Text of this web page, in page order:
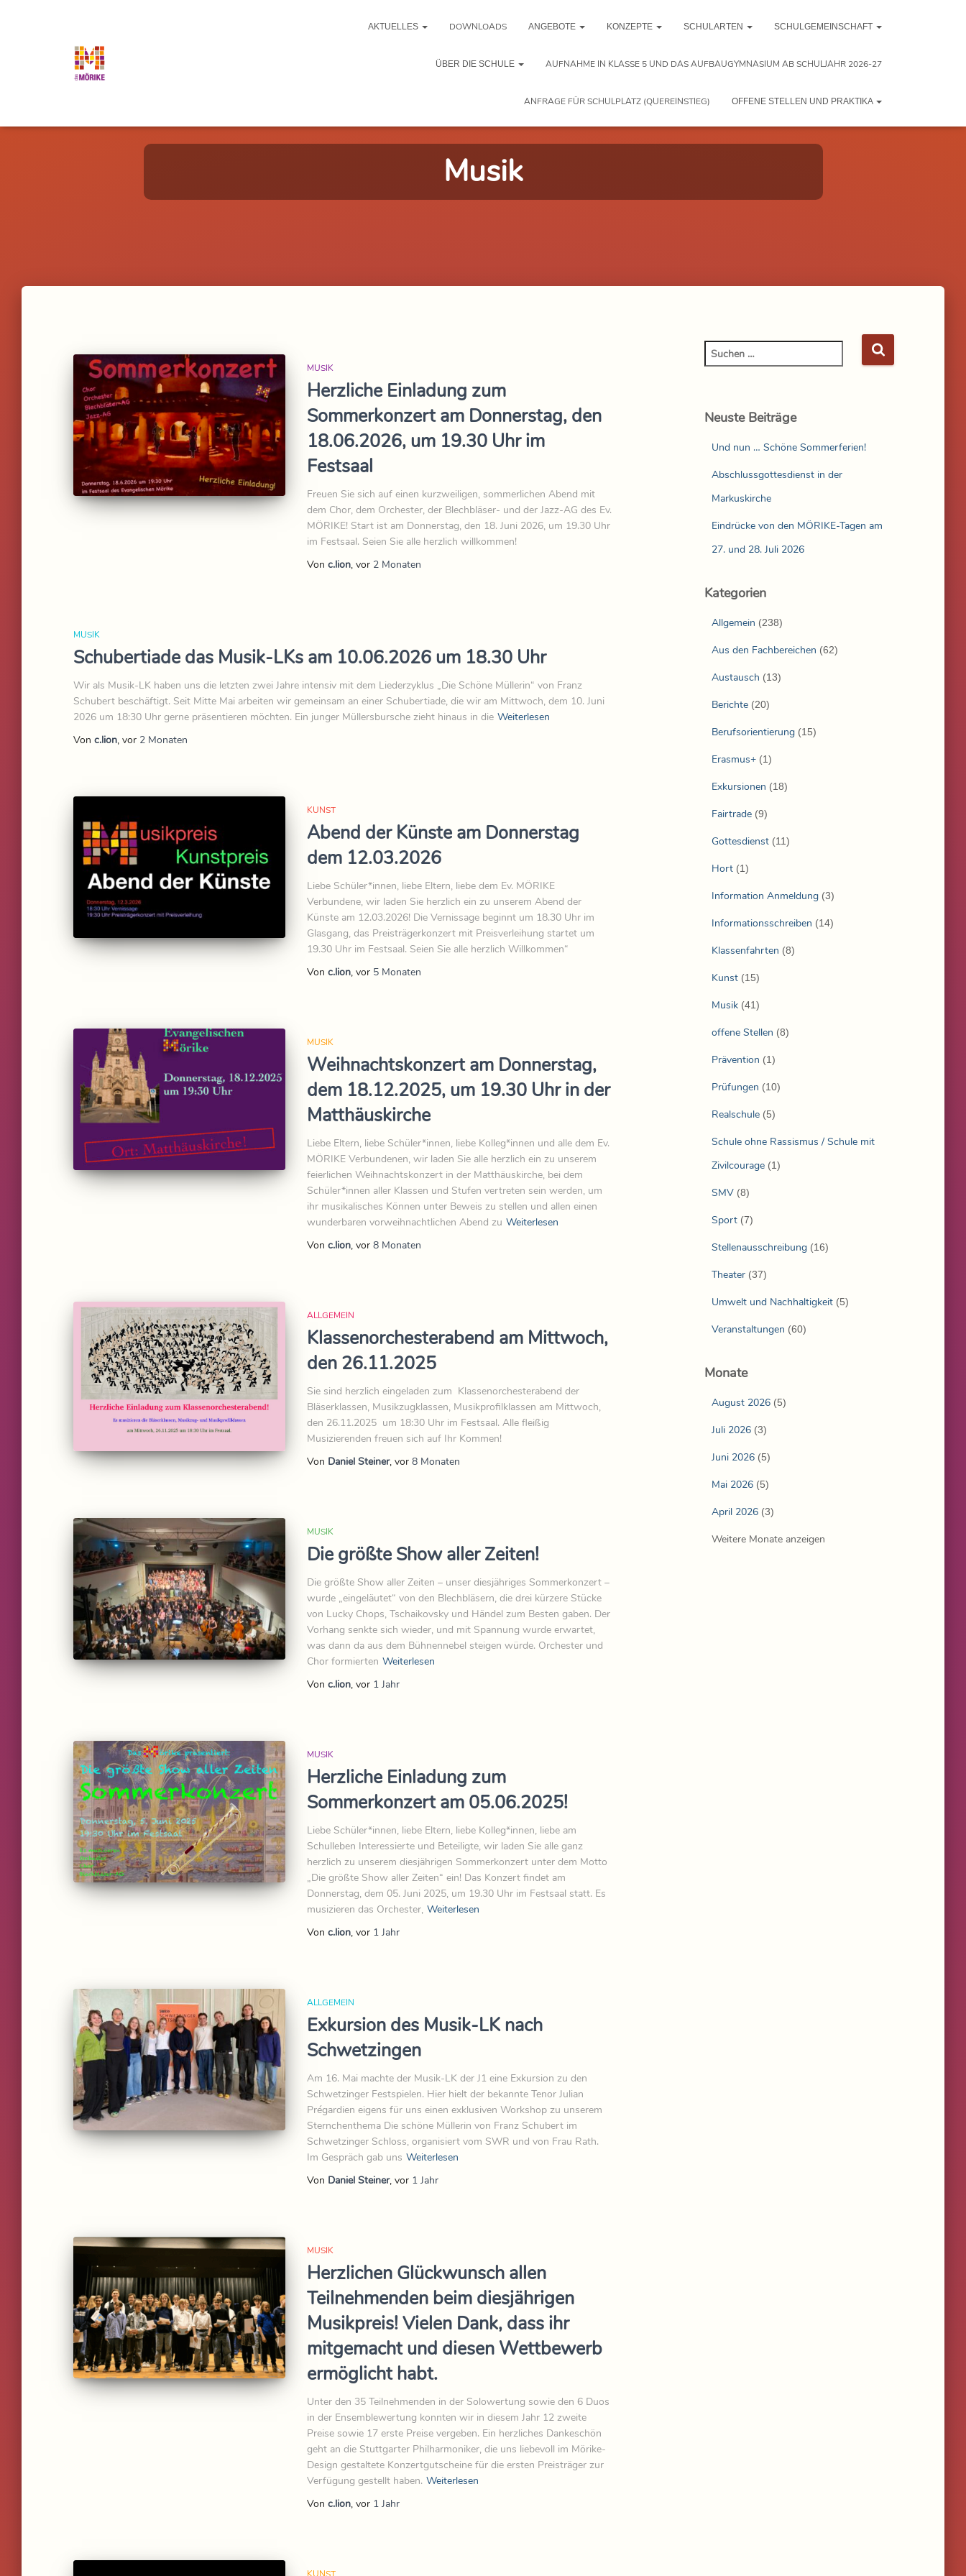
AKTUELLES DOWNLOADS ANGEBOTE KONZEPTE SCHULARTEN SCHULGEMEINSCHAFT
ÜBER DIE SCHULE AUFNAHME IN KLASSE 5 UND DAS AUFBAUGYMNASIUM AB SCHULJAHR 2026-27
ANFRAGE FÜR SCHULPLATZ (QUEREINSTIEG) OFFENE STELLEN UND PRAKTIKA
Musik
MUSIK
Herzliche Einladung zum
Sommerkonzert am Donnerstag, den
18.06.2026, um 19.30 Uhr im
Festsaal
Freuen Sie sich auf einen kurzweiligen, sommerlichen Abend mit
dem Chor, dem Orchester, der Blechbläser- und der Jazz-AG des Ev.
MÖRIKE! Start ist am Donnerstag, den 18. Juni 2026, um 19.30 Uhr
im Festsaal. Seien Sie alle herzlich willkommen!
Von c.lion, vor 2 Monaten
MUSIK
Schubertiade das Musik-LKs am 10.06.2026 um 18.30 Uhr
Wir als Musik-LK haben uns die letzten zwei Jahre intensiv mit dem Liederzyklus „Die Schöne Müllerin“ von Franz
Schubert beschäftigt. Seit Mitte Mai arbeiten wir gemeinsam an einer Schubertiade, die wir am Mittwoch, dem 10. Juni
2026 um 18:30 Uhr gerne präsentieren möchten. Ein junger Müllersbursche zieht hinaus in die Weiterlesen
Von c.lion, vor 2 Monaten
KUNST
Abend der Künste am Donnerstag
dem 12.03.2026
Liebe Schüler*innen, liebe Eltern, liebe dem Ev. MÖRIKE
Verbundene, wir laden Sie herzlich ein zu unserem Abend der
Künste am 12.03.2026! Die Vernissage beginnt um 18.30 Uhr im
Glasgang, das Preisträgerkonzert mit Preisverleihung startet um
19.30 Uhr im Festsaal. Seien Sie alle herzlich Willkommen“
Von c.lion, vor 5 Monaten
MUSIK
Weihnachtskonzert am Donnerstag,
dem 18.12.2025, um 19.30 Uhr in der
Matthäuskirche
Liebe Eltern, liebe Schüler*innen, liebe Kolleg*innen und alle dem Ev.
MÖRIKE Verbundenen, wir laden Sie alle herzlich ein zu unserem
feierlichen Weihnachtskonzert in der Matthäuskirche, bei dem
Schüler*innen aller Klassen und Stufen vertreten sein werden, um
ihr musikalisches Können unter Beweis zu stellen und allen einen
wunderbaren vorweihnachtlichen Abend zu Weiterlesen
Von c.lion, vor 8 Monaten
ALLGEMEIN
Klassenorchesterabend am Mittwoch,
den 26.11.2025
Sie sind herzlich eingeladen zum Klassenorchesterabend der
Bläserklassen, Musikzugklassen, Musikprofilklassen am Mittwoch,
den 26.11.2025 um 18:30 Uhr im Festsaal. Alle fleißig
Musizierenden freuen sich auf Ihr Kommen!
Von Daniel Steiner, vor 8 Monaten
MUSIK
Die größte Show aller Zeiten!
Die größte Show aller Zeiten – unser diesjähriges Sommerkonzert –
wurde „eingeläutet“ von den Blechbläsern, die drei kürzere Stücke
von Lucky Chops, Tschaikovsky und Händel zum Besten gaben. Der
Vorhang senkte sich wieder, und mit Spannung wurde erwartet,
was dann da aus dem Bühnennebel steigen würde. Orchester und
Chor formierten Weiterlesen
Von c.lion, vor 1 Jahr
MUSIK
Herzliche Einladung zum
Sommerkonzert am 05.06.2025!
Liebe Schüler*innen, liebe Eltern, liebe Kolleg*innen, liebe am
Schulleben Interessierte und Beteiligte, wir laden Sie alle ganz
herzlich zu unserem diesjährigen Sommerkonzert unter dem Motto
„Die größte Show aller Zeiten“ ein! Das Konzert findet am
Donnerstag, dem 05. Juni 2025, um 19.30 Uhr im Festsaal statt. Es
musizieren das Orchester, Weiterlesen
Von c.lion, vor 1 Jahr
ALLGEMEIN
Exkursion des Musik-LK nach
Schwetzingen
Am 16. Mai machte der Musik-LK der J1 eine Exkursion zu den
Schwetzinger Festspielen. Hier hielt der bekannte Tenor Julian
Prégardien eigens für uns einen exklusiven Workshop zu unserem
Sternchenthema Die schöne Müllerin von Franz Schubert im
Schwetzinger Schloss, organisiert vom SWR und von Frau Rath.
Im Gespräch gab uns Weiterlesen
Von Daniel Steiner, vor 1 Jahr
MUSIK
Herzlichen Glückwunsch allen
Teilnehmenden beim diesjährigen
Musikpreis! Vielen Dank, dass ihr
mitgemacht und diesen Wettbewerb
ermöglicht habt.
Unter den 35 Teilnehmenden in der Solowertung sowie den 6 Duos
in der Ensemblewertung konnten wir in diesem Jahr 12 zweite
Preise sowie 17 erste Preise vergeben. Ein herzliches Dankeschön
geht an die Stuttgarter Philharmoniker, die uns liebevoll im Mörike-
Design gestaltete Konzertgutscheine für die ersten Preisträger zur
Verfügung gestellt haben. Weiterlesen
Von c.lion, vor 1 Jahr
Neuste Beiträge
Und nun … Schöne Sommerferien!
Abschlussgottesdienst in der
Markuskirche
Eindrücke von den MÖRIKE-Tagen am
27. und 28. Juli 2026
Kategorien
Allgemein (238)
Aus den Fachbereichen (62)
Austausch (13)
Berichte(20)
Berufsorientierung(15)
Erasmus+(1)
Exkursionen (18)
Fairtrade(9)
Gottesdienst(11)
Hort(1)
Information Anmeldung(3)
Informationsschreiben (14)
Klassenfahrten (8)
Kunst(15)
Musik(41)
offene Stellen (8)
Prävention (1)
Prüfungen (10)
Realschule(5)
Schule ohne Rassismus / Schule mit
Zivilcourage(1)
SMV(8)
Sport(7)
Stellenausschreibung(16)
Theater(37)
Umwelt und Nachhaltigkeit(5)
Veranstaltungen (60)
Monate
August 2026(5)
Juli 2026(3)
Juni 2026(5)
Mai 2026(5)
April 2026(3)
Weitere Monate anzeigen